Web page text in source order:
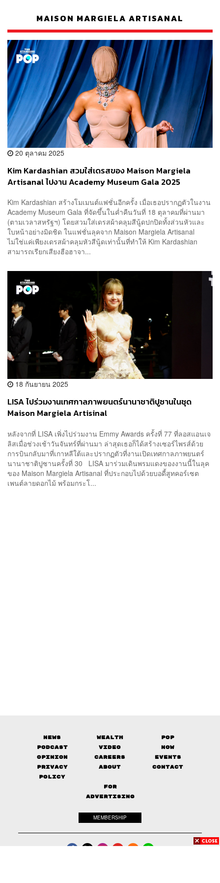
MAISON MARGIELA ARTISANAL
20 ตุลาคม 2025
Kim Kardashian สวมใส่เดรสของ Maison Margiela
Artisanal ไปงาน Academy Museum Gala 2025
Kim Kardashian สร้างโมเมนต์แฟชั่นอีกครั้ง เมื่อเธอปรากฏตัวในงาน
Academy Museum Gala ที่จัดขึ้นในค่ำคืนวันที่ 18 ตุลาคมที่ผ่านมา
(ตามเวลาสหรัฐฯ) โดยสวมใส่เดรสผ้าคลุมสีนู้ดปกปิดทั้งส่วนหัวและ
ใบหน้าอย่างมิดชิด ในแฟชั่นลุคจาก Maison Margiela Artisanal
ไม่ใช่แค่เพียงเดรสผ้าคลุมหัวสีนู้ดเท่านั้นที่ทำให้ Kim Kardashian
สามารถเรียกเสียงฮือฮาจา...
18 กันยายน 2025
LISA ไปร่วมงานเทศกาลภาพยนตร์นานาชาติปูซานในชุด
Maison Margiela Artisinal
หลังจากที่ LISA เพิ่งไปร่วมงาน Emmy Awards ครั้งที่ 77 ที่ลอสแอนเจ
ลิสเมื่อช่วงเช้าวันจันทร์ที่ผ่านมา ล่าสุดเธอก็ได้สร้างเซอร์ไพรส์ด้วย
การบินกลับมาที่เกาหลีใต้และปรากฏตัวที่งานเปิดเทศกาลภาพยนตร์
นานาชาติปูซานครั้งที่ 30 LISA มาร่วมเดินพรมแดงของงานนี้ในลุค
ของ Maison Margiela Artisanal ที่ประกอบไปด้วยบอดี้สูทคอร์เซต
เพนต์ลายดอกไม้ พร้อมกระโ...
News Wealth
Pop
Podcast
Video
Now
Opinion
Careers
Events
Privacy
Policy
About Contact
FOR
ADVERTISING
MEMBERSHIP